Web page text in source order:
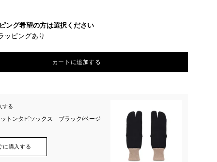
ング希望の方は選択ください
ッピングあり
カートに追加する
する
ットンタビソックス ブラック/ベージ
に購入する